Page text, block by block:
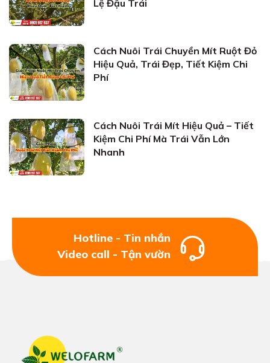
Lệ Đậu Trái
Cách Nuôi Trái Chuyền Mít Ruột Đỏ
Hiệu Quả, Trái Đẹp, Tiết Kiệm Chi
Phí
Cách Nuôi Trái Mít Hiệu Quả – Tiết
Kiệm Chi Phí Mà Trái Vẫn Lớn
Nhanh
Hotline - Tin nhắn
Video call - Tận vườn